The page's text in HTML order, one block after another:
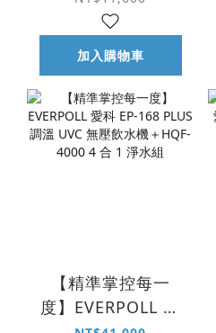
統
加入購物車
【精準掌控每一
度】EVERPOLL 愛